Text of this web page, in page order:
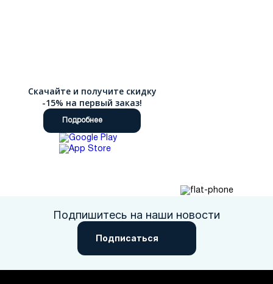
Скачайте и получите скидку
-15% на первый заказ!
Подробнее
Подпишитесь на наши новости
Подписаться